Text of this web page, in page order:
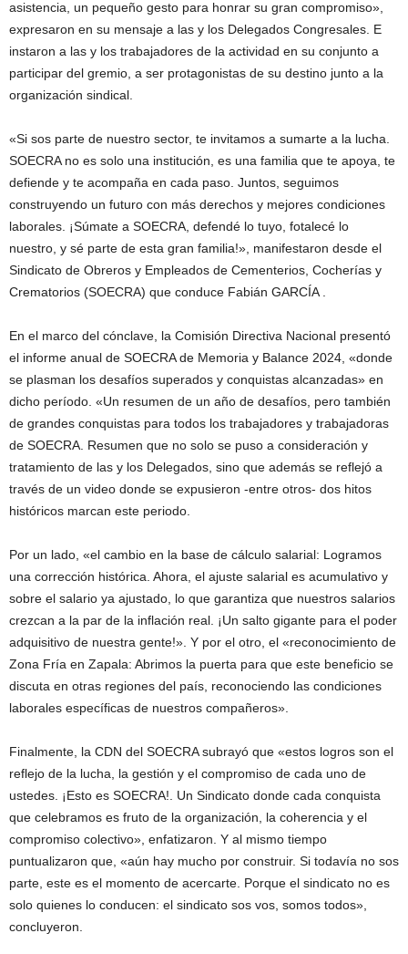
asistencia, un pequeño gesto para honrar su gran compromiso»,
expresaron en su mensaje a las y los Delegados Congresales. E
instaron a las y los trabajadores de la actividad en su conjunto a
participar del gremio, a ser protagonistas de su destino junto a la
organización sindical.
«Si sos parte de nuestro sector, te invitamos a sumarte a la lucha.
SOECRA no es solo una institución, es una familia que te apoya, te
defiende y te acompaña en cada paso. Juntos, seguimos
construyendo un futuro con más derechos y mejores condiciones
laborales. ¡Súmate a SOECRA, defendé lo tuyo, fotalecé lo
nuestro, y sé parte de esta gran familia!», manifestaron desde el
Sindicato de Obreros y Empleados de Cementerios, Cocherías y
Crematorios (SOECRA) que conduce Fabián GARCÍA .
En el marco del cónclave, la Comisión Directiva Nacional presentó
el informe anual de SOECRA de Memoria y Balance 2024, «donde
se plasman los desafíos superados y conquistas alcanzadas» en
dicho período. «Un resumen de un año de desafíos, pero también
de grandes conquistas para todos los trabajadores y trabajadoras
de SOECRA. Resumen que no solo se puso a consideración y
tratamiento de las y los Delegados, sino que además se reflejó a
través de un video donde se expusieron -entre otros- dos hitos
históricos marcan este periodo.
Por un lado, «el cambio en la base de cálculo salarial: Logramos
una corrección histórica. Ahora, el ajuste salarial es acumulativo y
sobre el salario ya ajustado, lo que garantiza que nuestros salarios
crezcan a la par de la inflación real. ¡Un salto gigante para el poder
adquisitivo de nuestra gente!». Y por el otro, el «reconocimiento de
Zona Fría en Zapala: Abrimos la puerta para que este beneficio se
discuta en otras regiones del país, reconociendo las condiciones
laborales específicas de nuestros compañeros».
Finalmente, la CDN del SOECRA subrayó que «estos logros son el
reflejo de la lucha, la gestión y el compromiso de cada uno de
ustedes. ¡Esto es SOECRA!. Un Sindicato donde cada conquista
que celebramos es fruto de la organización, la coherencia y el
compromiso colectivo», enfatizaron. Y al mismo tiempo
puntualizaron que, «aún hay mucho por construir. Si todavía no sos
parte, este es el momento de acercarte. Porque el sindicato no es
solo quienes lo conducen: el sindicato sos vos, somos todos»,
concluyeron.